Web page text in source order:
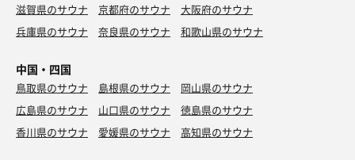
滋賀県のサウナ 京都府のサウナ
大阪府のサウナ
兵庫県のサウナ
奈良県のサウナ 和歌山県のサウナ
中国・四国
鳥取県のサウナ 島根県のサウナ
岡山県のサウナ
広島県のサウナ
山口県のサウナ
徳島県のサウナ
香川県のサウナ
愛媛県のサウナ 高知県のサウナ